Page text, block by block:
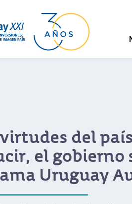
del
el gobierno
Uruguay